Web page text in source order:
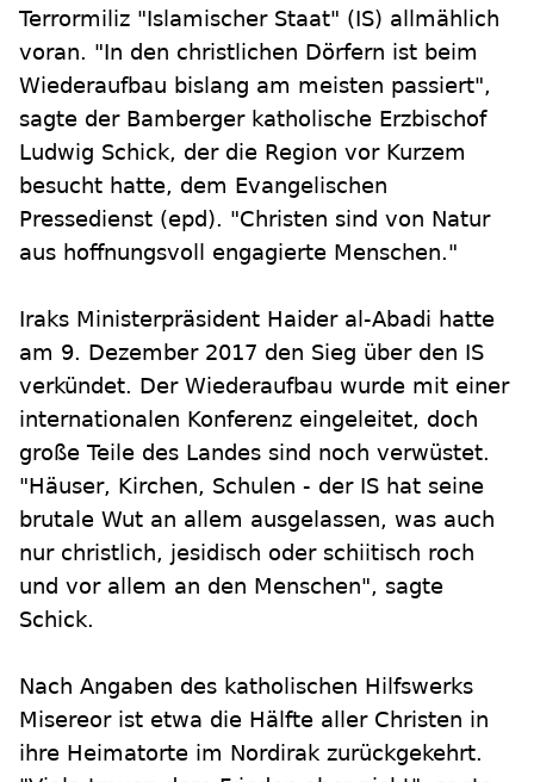
Terrormiliz "Islamischer Staat" (IS) allmählich
voran. "In den christlichen Dörfern ist beim
Wiederaufbau bislang am meisten passiert",
sagte der Bamberger katholische Erzbischof
Ludwig Schick, der die Region vor Kurzem
besucht hatte, dem Evangelischen
Pressedienst (epd). "Christen sind von Natur
aus hoffnungsvoll engagierte Menschen."
Iraks Ministerpräsident Haider al-Abadi hatte
am 9. Dezember 2017 den Sieg über den IS
verkündet. Der Wiederaufbau wurde mit einer
internationalen Konferenz eingeleitet, doch
große Teile des Landes sind noch verwüstet.
"Häuser, Kirchen, Schulen - der IS hat seine
brutale Wut an allem ausgelassen, was auch
nur christlich, jesidisch oder schiitisch roch
und vor allem an den Menschen", sagte
Schick.
Nach Angaben des katholischen Hilfswerks
Misereor ist etwa die Hälfte aller Christen in
ihre Heimatorte im Nordirak zurückgekehrt.